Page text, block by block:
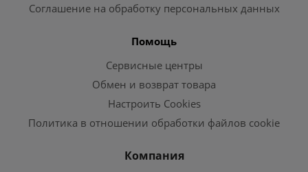
Соглашение на обработку персональных данных
Помощь
Сервисные центры
Обмен и возврат товара
Настроить Cookies
Политика в отношении обработки файлов cookie
Компания